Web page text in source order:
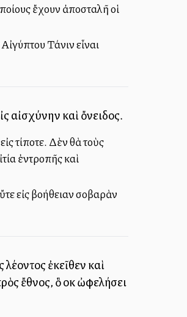
ἔχουν ἀποσταλῆ οἱ
Τάνιν εἶναι
αἰσχύνην καὶ ὄνειδος.
τίποτε. Δὲν θὰ τοὺς
ἐντροπῆς καὶ
εἰς βοήθειαν σοβαρὰν
ἐκεῖθεν καὶ
ἔθνος, ὃ οὐκ ὠφελήσει